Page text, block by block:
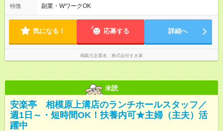
ます♪
特徴 副業・WワークOK
気になる！ 応募する 詳細へ
掲載元企業名 株式会社すき家
未読
安楽亭 相模原上溝店のランチホールスタッフ／
週1日～・短時間OK！扶養内可★主婦（主夫）活
躍中